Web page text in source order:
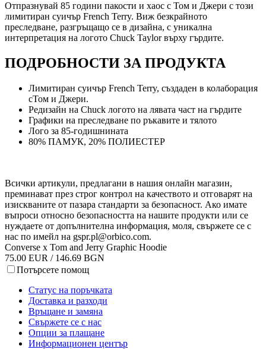
Отпразнувай 85 години пакости и хаос с Том и Джери с този
лимитиран суичър French Terry. Виж безкрайното
преследване, разгръщащо се в дизайна, с уникална
интерпретация на логото Chuck Taylor върху гърдите.
ПОДРОБНОСТИ ЗА ПРОДУКТА
Лимитиран суичър French Terry, създаден в колаборация
сТом и Джери.
Редизайн на Chuck логото на лявата част на гърдите
Графики на преследване по ръкавите и тялото
Лого за 85-годишнината
80% ПАМУК, 20% ПОЛИЕСТЕР
Всички артикули, предлагани в нашия онлайн магазин,
преминават през строг контрол на качеството и отговарят на
изискваните от пазара стандарти за безопасност. Ако имате
въпроси относно безопасността на нашите продукти или се
нуждаете от допълнителна информация, моля, свържете се с
нас по имейл на gspr.pl@orbico.com.
Converse x Tom and Jerry Graphic Hoodie
75.00 EUR / 146.69 BGN
Потърсете помощ
Статус на поръчката
Доставка и разходи
Връщане и замяна
Свържете се с нас
Опции за плащане
Информационен център